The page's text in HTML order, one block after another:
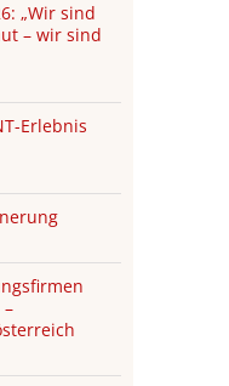
„Wir sind
– wir sind
Erlebnis